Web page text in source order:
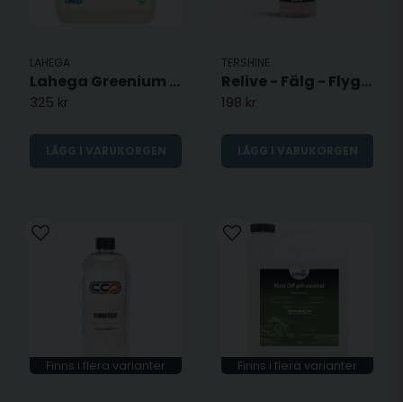
LAHEGA
Lahega Greenium Fälgrent - 5L
325 kr
LÄGG I VARUKORGEN
TERSHINE
Relive - Fälg - Flygrostborttagare - 500ML
198 kr
LÄGG I VARUKORGEN
Finns i flera varianter Finns i flera varianter